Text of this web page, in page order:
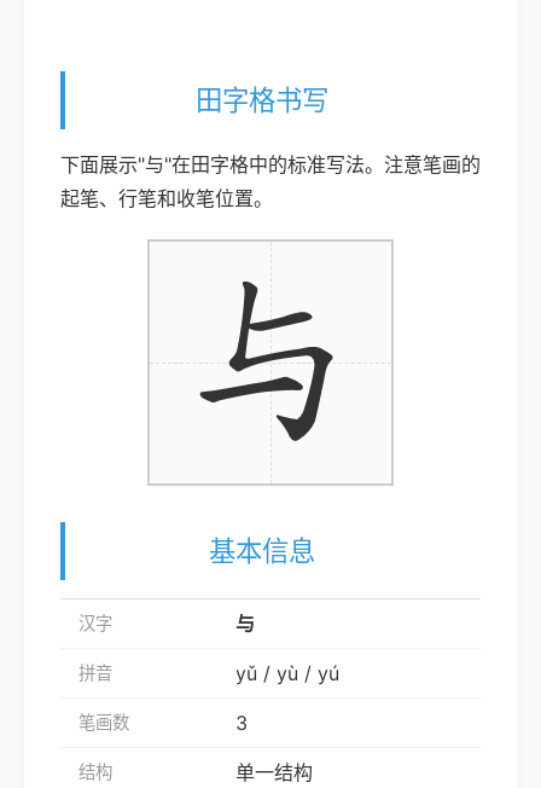
田字格书写
下面展示"与"在田字格中的标准写法。注意笔画的
起笔、行笔和收笔位置。
基本信息
汉字 与
拼音 yǔ / yù / yú
笔画数 3
结构 单一结构